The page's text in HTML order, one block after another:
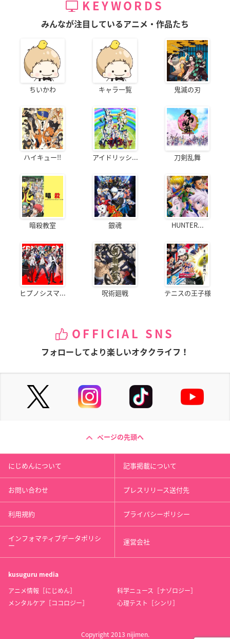
KEYWORDS
みんなが注目しているアニメ・作品たち
ちいかわ キャラ一覧 鬼滅の刃
ハイキュー!! アイドリッシ... 刀剣乱舞
暗殺教室 銀魂 HUNTER...
ヒプノシスマ... 呪術廻戦 テニスの王子様
OFFICIAL SNS
フォローしてより楽しいオタクライフ！
ページの先頭へ
にじめんについて 記事掲載について
お問い合わせ プレスリリース送付先
利用規約 プライバシーポリシー
インフォマティブデータポリシ
ー 運営会社
kusuguru media
アニメ情報［にじめん］
科学ニュース［ナゾロジー］
メンタルケア［ココロジー］
心理テスト［シンリ］
Copyright 2013 nijimen.